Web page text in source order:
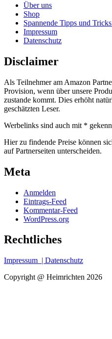
Über uns
Shop
Spannende Tipps und
Impressum
Datenschutz
Disclaimer
Als Teilnehmer am Amazon
Provision, wenn über unsere
zustande kommt. Dies erhöht
geschätzten Leser.
Werbelinks sind auch mit *
Hier zu findende Preise können
auf Partnerseiten unterscheiden.
Meta
Anmelden
Eintrags-Feed
Kommentar-Feed
WordPress.org
Rechtliches
Impressum | Datenschutz
Copyright @ Heimrichten 2026